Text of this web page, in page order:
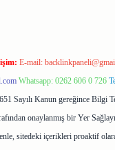
E-mail:
Whatsapp: 0262 606 0 726
Sayılı Kanun gereğince Bilgi
onaylanmış bir Yer
sitedeki içerikleri proaktif